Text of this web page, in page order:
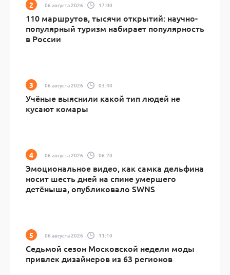
06 августа 2026 17:00
110 маршрутов, тысячи открытий: научно-
популярный туризм набирает популярность
в России
06 августа 2026 03:40
Учёные выяснили какой тип людей не
кусают комары
06 августа 2026 06:20
Эмоциональное видео, как самка дельфина
носит шесть дней на спине умершего
детёныша, опубликовало SWNS
06 августа 2026 11:10
Седьмой сезон Московской недели моды
привлек дизайнеров из 63 регионов